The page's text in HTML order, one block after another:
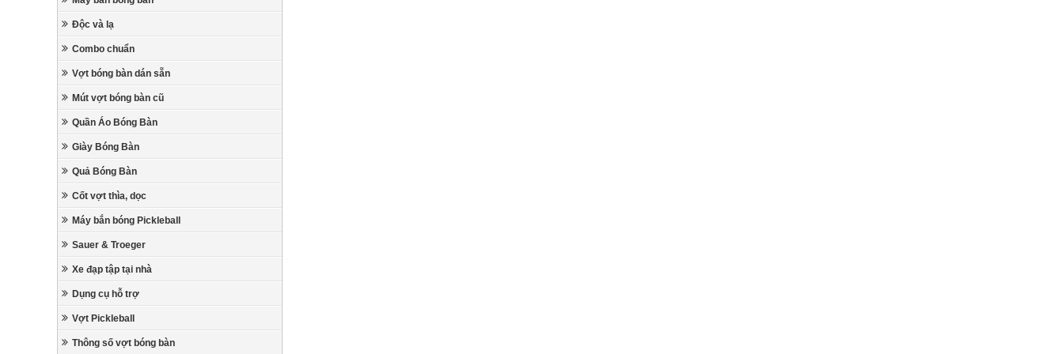
Độc và lạ
Combo chuẩn
Vợt bóng bàn dán sẵn
Mút vợt bóng bàn cũ
Quần Áo Bóng Bàn
Giày Bóng Bàn
Quả Bóng Bàn
Cốt vợt thìa, dọc
Máy bắn bóng Pickleball
Sauer & Troeger
Xe đạp tập tại nhà
Dụng cụ hỗ trợ
Vợt Pickleball
Thông số vợt bóng bàn